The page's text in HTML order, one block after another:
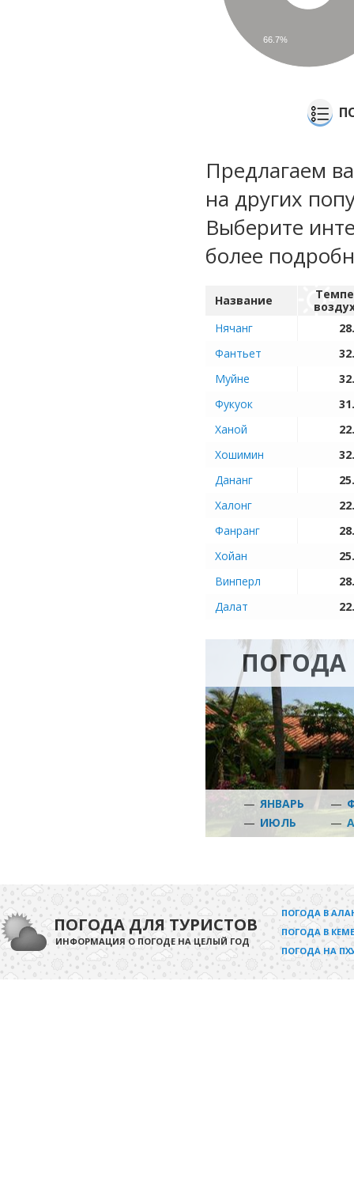
66.7%
Предлагаем
на других
Выберите
более
Название
Нячанг
Фантьет
Муйне
Фукуок
Ханой
Хошимин
Дананг
Халонг
Фанранг
Хойан
Винперл
Далат
ПОГОДА
— ЯНВАРЬ —
— ИЮЛЬ —
ПОГОДА ДЛЯ ТУРИСТОВ
ИНФОРМАЦИЯ О ПОГОДЕ НА ЦЕЛЫЙ ГОД
ПОГОДА В
ПОГОДА В
ПОГОДА НА